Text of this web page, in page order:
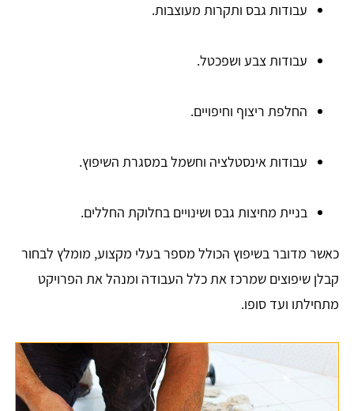
עבודות גבס ותקרות מעוצבות.
עבודות צבע ושפכטל.
החלפת ריצוף וחיפויים.
עבודות אינסטלציה וחשמל במסגרת השיפוץ.
בניית מחיצות גבס ושינויים בחלוקת החללים.
כאשר מדובר בשיפוץ הכולל מספר בעלי מקצוע, מומלץ לבחור
קבלן שיפוצים שמרכז את כלל העבודה ומנהל את הפרויקט
מתחילתו ועד סופו.